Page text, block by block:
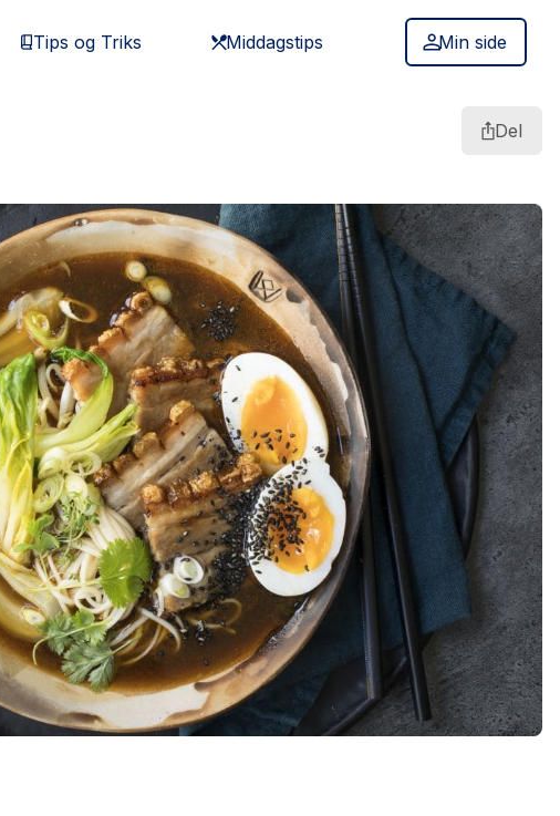
Tips og Triks Middagstips Min side
Del